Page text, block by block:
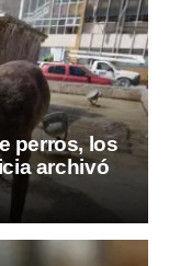
perros, los
archivó